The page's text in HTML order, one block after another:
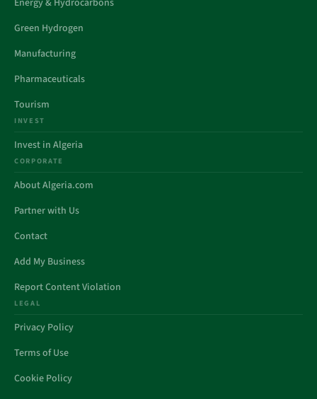
Energy & Hydrocarbons
Green Hydrogen
Manufacturing
Pharmaceuticals
Tourism
INVEST
Invest in Algeria
CORPORATE
About Algeria.com
Partner with Us
Contact
Add My Business
Report Content Violation
LEGAL
Privacy Policy
Terms of Use
Cookie Policy